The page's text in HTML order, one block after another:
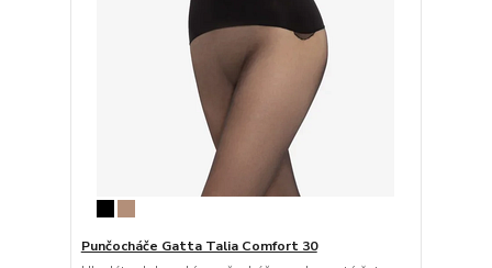
Punčocháče Gatta Talia Comfort 30